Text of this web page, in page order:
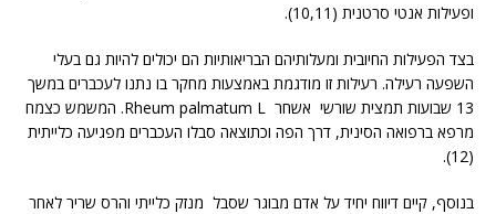
ופעילות אנטי סרטנית (10,11).
בצד הפעילות החיובית ומעלותיהם הבריאותיות הם יכולים להיות גם בעלי
השפעה רעילה. רעילות זו מודגמת באמצעות מחקר בו נתנו לעכברים במשך
13 שבועות תמצית שורשי אשחר Rheum palmatum L. המשמש כצמח
מרפא ברפואה הסינית, דרך הפה וכתוצאה סבלו העכברים מפגיעה כלייתית
(12).
בנוסף, קיים דיווח יחיד על אדם מבוגר שסבל מנזק כלייתי והרס שריר לאחר